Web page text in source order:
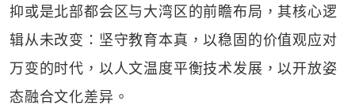
抑或是北部都会区与大湾区的前瞻布局，其核心逻
辑从未改变：坚守教育本真，以稳固的价值观应对
万变的时代，以人文温度平衡技术发展，以开放姿
态融合文化差异。